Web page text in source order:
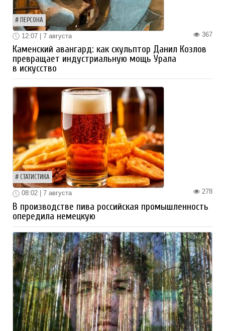
ПЕРСОНА
367
12:07 | 7 августа
Каменский авангард: как скульптор Данил Козлов
превращает индустриальную мощь Урала
в искусство
СТАТИСТИКА
278
08:02 | 7 августа
В производстве пива российская промышленность
опередила немецкую